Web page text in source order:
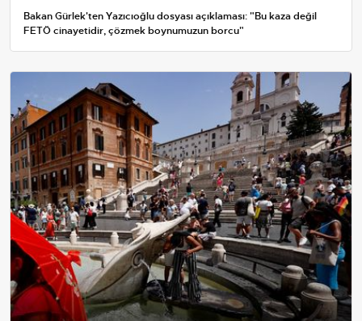
Bakan Gürlek'ten Yazıcıoğlu dosyası açıklaması: "Bu kaza değil
FETÖ cinayetidir, çözmek boynumuzun borcu"